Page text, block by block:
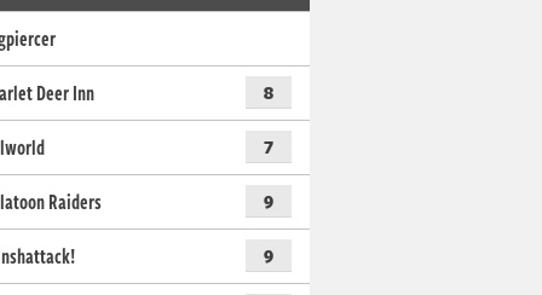
Deer Inn
8
7
Raiders 9
9